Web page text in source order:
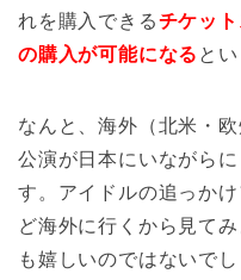
れを購入できるチケッ
の購入が可能になる と
なんと、海外（北米・
公演が日本にいながら
す。アイドルの追っか
ど海外に行くから見て
も嬉しいのではないでし